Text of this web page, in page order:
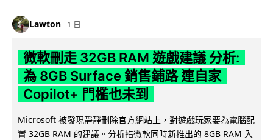
Lawton 1 日
微軟刪走 32GB RAM 遊戲建議 分析:
為 8GB Surface 銷售鋪路 連自家
Copilot+ 門檻也未到
Microsoft 被發現靜靜刪除官方網站上，對遊戲玩家要為電腦配
置 32GB RAM 的建議。分析指微軟同時新推出的 8GB RAM 入